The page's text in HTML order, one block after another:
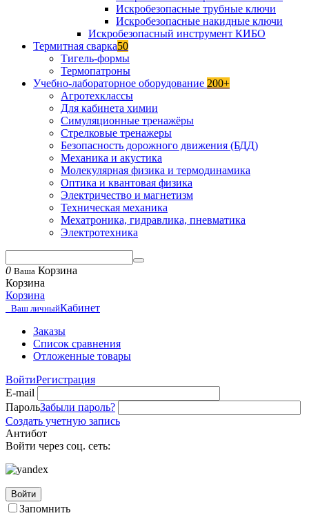
Искробезопасные трубные ключи
Искробезопасные накидные ключи
Искробезопасный инструмент КИБО
Термитная сварка50
Тигель-формы
Термопатроны
Учебно-лабораторное оборудование 200+
Агротехклассы
Для кабинета химии
Симуляционные тренажёры
Стрелковые тренажеры
Безопасность дорожного движения (БДД)
Механика и акустика
Молекулярная физика и термодинамика
Оптика и квантовая физика
Электричество и магнетизм
Техническая механика
Мехатроника, гидравлика, пневматика
Электротехника
0 Ваша Корзина
Корзина
Корзина
Ваш личныйКабинет
Заказы
Список сравнения
Отложенные товары
ВойтиРегистрация
E-mail
ПарольЗабыли пароль?
Создать учетную запись
Антибот
Войти через соц. сеть:
Войти
Запомнить